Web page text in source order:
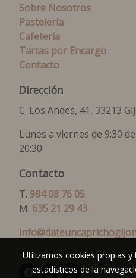
Sobre Nosotros
Pastelería
Cafetería
Tartas por Encargo
Contacto
Dirección
C. Los Andes, 41, 33213
Lunes a viernes de 9:30
20:30
Contacto
T. 984 08 76 05
M. 635 21 29 43
Utilizamos cookies propias
estadísticos de la